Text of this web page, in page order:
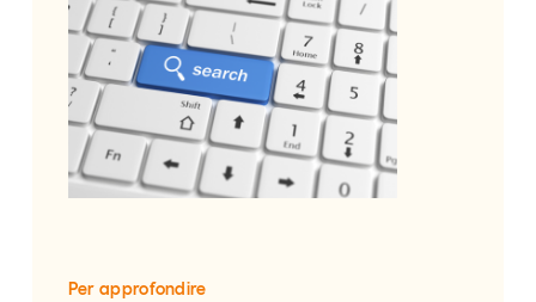
Per approfondire